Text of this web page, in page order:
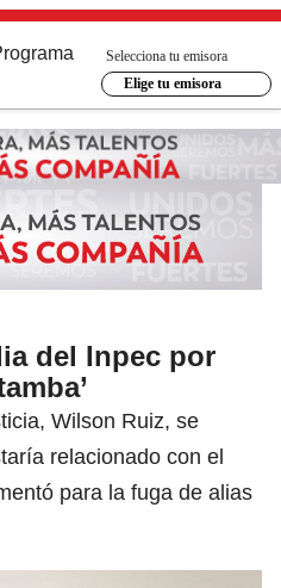
Selecciona tu emisora
Elige tu emisora
del Inpec por
Wilson Ruiz, se
relacionado con el
para la fuga de alias